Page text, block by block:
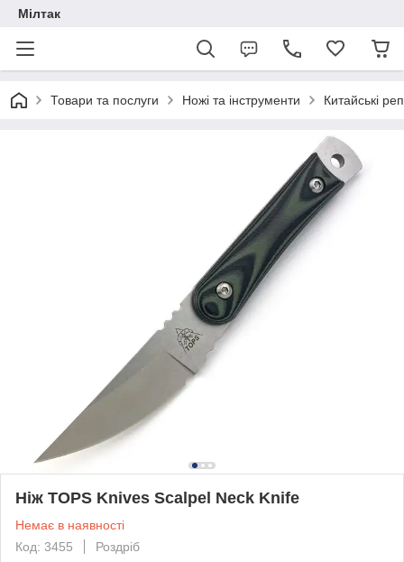
Мілтак
Товари та послуги Ножі та інструменти Китайські
Ніж TOPS Knives Scalpel Neck Knife
Немає в наявності
Код: 3455
Роздріб